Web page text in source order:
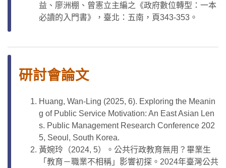
益、廖洲棚、曾憲立主編之《政府數位轉型：一本
必讀的入門書》，臺北：五南，頁343-353。
研討會論文
Huang, Wan-Ling (2025, 6). Exploring the Meanin
g of Public Service Motivation: An East Asian Len
s. Public Management Research Conference 202
5, Seoul, South Korea.
黃婉玲（2024, 5）。公共行政教育無用？畢業生
「教育－職業不相稱」影響初探。2024年臺灣公共